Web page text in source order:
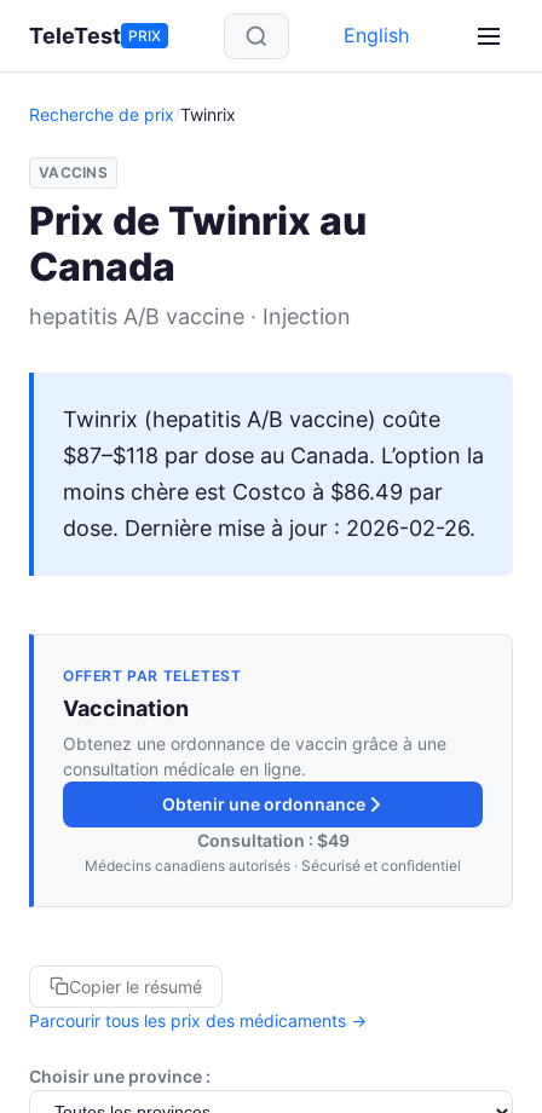
Aller au contenu principal
TeleTest PRIX English
Recherche de prix/Twinrix
VACCINS
Prix de Twinrix au
Canada
hepatitis A/B vaccine · Injection
Twinrix (hepatitis A/B vaccine) coûte
$87–$118 par dose au Canada. L’option la
moins chère est Costco à $86.49 par
dose. Dernière mise à jour : 2026-02-26.
OFFERT PAR TELETEST
Vaccination
Obtenez une ordonnance de vaccin grâce à une
consultation médicale en ligne.
Obtenir une ordonnance
Consultation : $49
Médecins canadiens autorisés · Sécurisé et confidentiel
Copier le résumé
Parcourir tous les prix des médicaments →
Choisir une province :